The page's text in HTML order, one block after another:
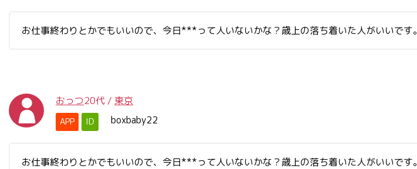
お仕事終わりとかでもいいので、今日***って人いないかな？歳上の落ち着いた人がいいです。
おっつ20代 / 東京
APP ID boxbaby22
お仕事終わりとかでもいいので、今日***って人いないかな？歳上の落ち着いた人がいいです。